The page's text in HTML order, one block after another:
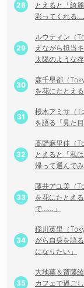
とえると「綺
彩ってくれる
ルウティン（
えながら担当
太陽のような存
森千早都（
を花にたとえ
桜木アミサ（
を語る「見た
高野麻里佳（
とえると「私
帰って選んでみ
藤井アユ美（
を花にたとえ
で……」
稲川英里（
がら自身を語
になりたい」
大地葉＆齋藤
カフェで過ご